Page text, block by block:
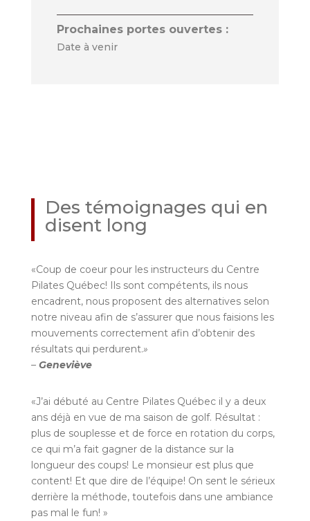
Prochaines portes ouvertes :
Date à venir
Des témoignages qui en
disent long
«Coup de coeur pour les instructeurs du Centre
Pilates Québec! Ils sont compétents, ils nous
encadrent, nous proposent des alternatives selon
notre niveau afin de s’assurer que nous faisions les
mouvements correctement afin d’obtenir des
résultats qui perdurent.»
– Geneviève
«J’ai débuté au Centre Pilates Québec il y a deux
ans déjà en vue de ma saison de golf. Résultat :
plus de souplesse et de force en rotation du corps,
ce qui m’a fait gagner de la distance sur la
longueur des coups! Le monsieur est plus que
content! Et que dire de l’équipe! On sent le sérieux
derrière la méthode, toutefois dans une ambiance
pas mal le fun! »